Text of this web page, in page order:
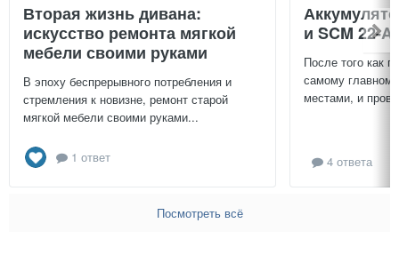
Вторая жизнь дивана:
искусство ремонта мягкой
мебели своими руками
В эпоху беспрерывного потребления и
стремления к новизне, ремонт старой
мягкой мебели своими руками...
1 ответ
и SCM 22-A
После того как
самому
местами, и
4 ответа
Посмотреть всё